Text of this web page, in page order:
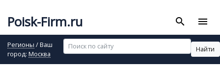
Poisk-Firm.ru search menu
Регионы / Ваш
город: Москва
Найти